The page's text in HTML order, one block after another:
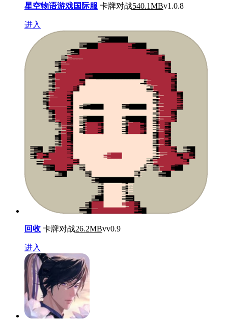
星空物语游戏国际服 卡牌对战540.1MBv1.0.8
进入
回收 卡牌对战26.2MBvv0.9
进入